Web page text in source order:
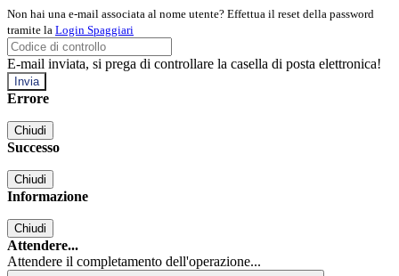
Non hai una e-mail associata al nome utente? Effettua il reset della password
tramite la Login Spaggiari
E-mail inviata, si prega di controllare la casella di posta elettronica!
Errore
Chiudi
Successo
Chiudi
Informazione
Chiudi
Attendere...
Attendere il completamento dell'operazione...